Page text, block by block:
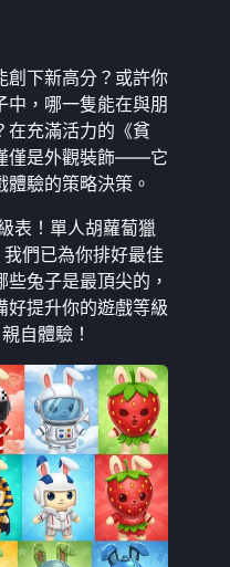
創下新高分？或許你
中，哪一隻能在與朋
在充滿活力的《貧
僅是外觀裝飾——它
驗的策略決策。
表！單人胡蘿蔔獵
們已為你排好最佳
兔子是最頂尖的，
好提升你的遊戲等級
親自體驗！